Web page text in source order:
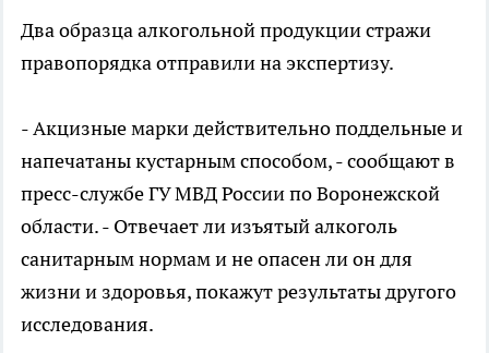
Два образца алкогольной продукции стражи
правопорядка отправили на экспертизу.
- Акцизные марки действительно поддельные и
напечатаны кустарным способом, - сообщают в
пресс-службе ГУ МВД России по Воронежской
области. - Отвечает ли изъятый алкоголь
санитарным нормам и не опасен ли он для
жизни и здоровья, покажут результаты другого
исследования.